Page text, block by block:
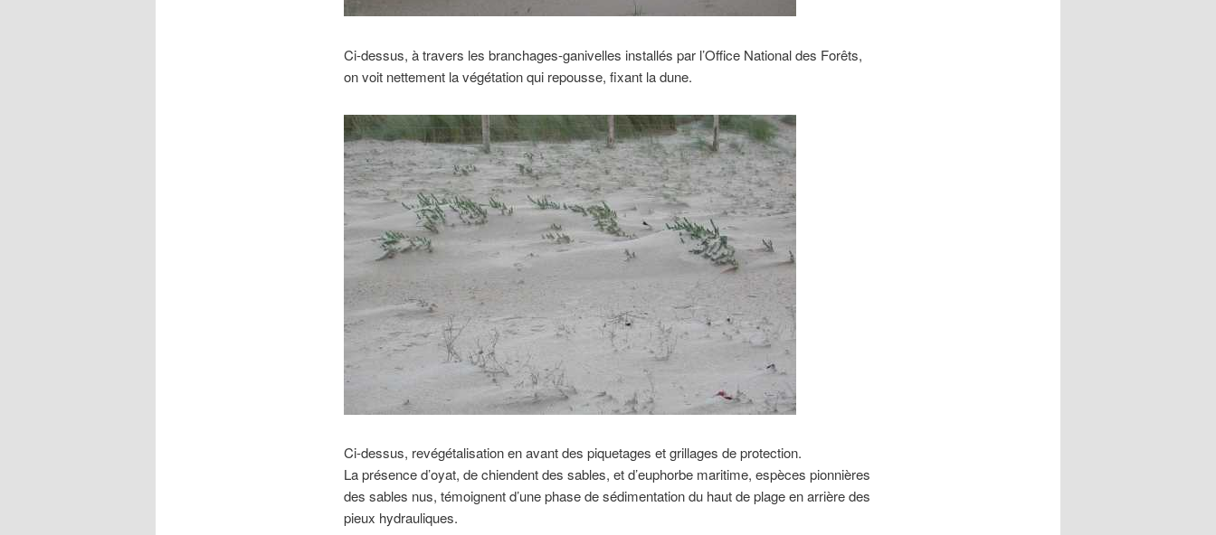
Ci-dessus, à travers les branchages-ganivelles installés par l’Office National des Forêts,
on voit nettement la végétation qui repousse, fixant la dune.
Ci-dessus, revégétalisation en avant des piquetages et grillages de protection.
La présence d’oyat, de chiendent des sables, et d’euphorbe maritime, espèces pionnières
des sables nus, témoignent d’une phase de sédimentation du haut de plage en arrière des
pieux hydrauliques.